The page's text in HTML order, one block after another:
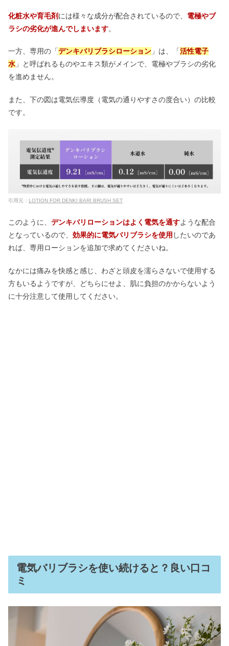
化粧水や育毛剤には様々な成分が配合されているので、 電極やブ
ラシの劣化が進んでしまいます。
一方、専用の「デンキバリブラシローション 」は、「活性電子
水」と呼ばれるものやエキス類がメインで、電極やブラシの劣化
を進めません。
また、下の図は電気伝導度（電気の通りやすさの度合い）の比較
です。
引用元： LOTION FOR DENKI BARI BRUSH SET
このように、 デンキバリローションはよく電気を通すような配合
となっているので、 効果的に電気バリブラシを使用 したいのであ
れば、専用ローションを追加で求めてくださいね。
なかには痛みを快感と感じ、わざと頭皮を濡らさないで使用する
方もいるようですが、どちらにせよ、肌に負担のかからないよう
に十分注意して使用してください。
電気バリブラシを使い続けると？良い口コ
ミ